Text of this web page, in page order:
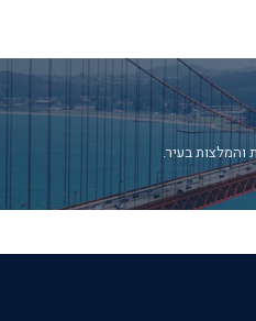
והמלצות בעיר.